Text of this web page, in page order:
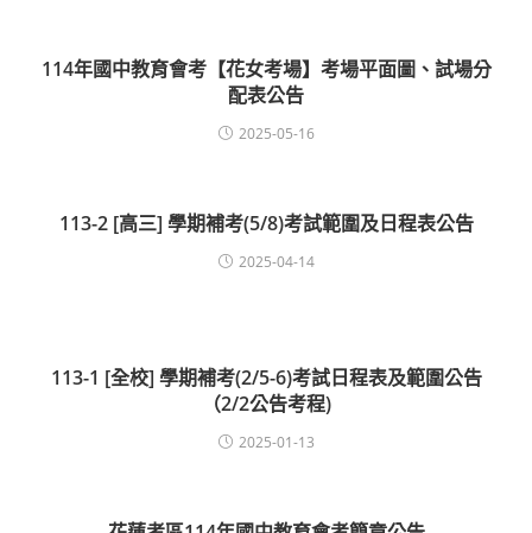
114年國中教育會考【花女考場】考場平面圖、試場分
配表公告
2025-05-16
113-2 [高三] 學期補考(5/8)考試範圍及日程表公告
2025-04-14
113-1 [全校] 學期補考(2/5-6)考試日程表及範圍公告
（2/2公告考程)
2025-01-13